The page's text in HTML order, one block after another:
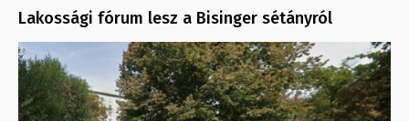
Lakossági fórum lesz a Bisinger sétányról